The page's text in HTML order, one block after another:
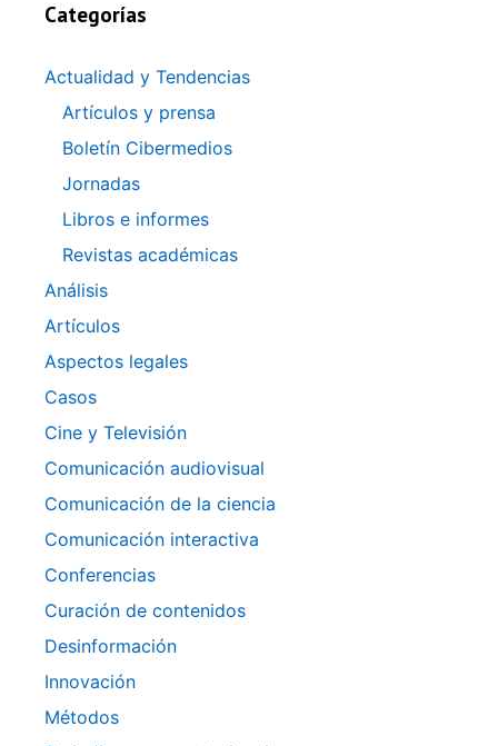
Categorías
Actualidad y Tendencias
Artículos y prensa
Boletín Cibermedios
Jornadas
Libros e informes
Revistas académicas
Análisis
Artículos
Aspectos legales
Casos
Cine y Televisión
Comunicación audiovisual
Comunicación de la ciencia
Comunicación interactiva
Conferencias
Curación de contenidos
Desinformación
Innovación
Métodos